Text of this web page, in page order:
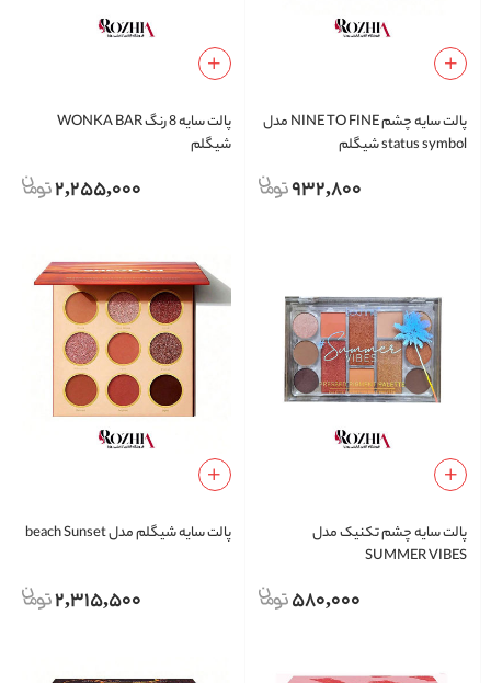
پالت سایه چشم NINE TO FINE مدل
status symbol شیگلم
932,800
پالت سایه 8 رنگ WONKA BAR
شیگلم
2,255,000
پالت سایه چشم تکنیک مدل
SUMMER VIBES
580,000
پالت سایه شیگلم مدل beach Sunset
2,315,500